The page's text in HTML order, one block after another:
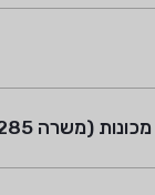
(משרה 1285)